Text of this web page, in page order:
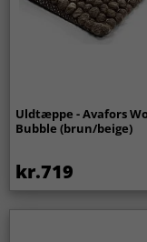
Uldtæppe - Avafors
Bubble (brun/beige)
kr.719